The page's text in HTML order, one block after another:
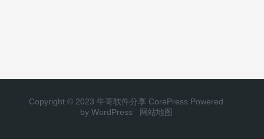
Copyright © 2023 牛哥软件分享 CorePress Powered
by WordPress
网站地图